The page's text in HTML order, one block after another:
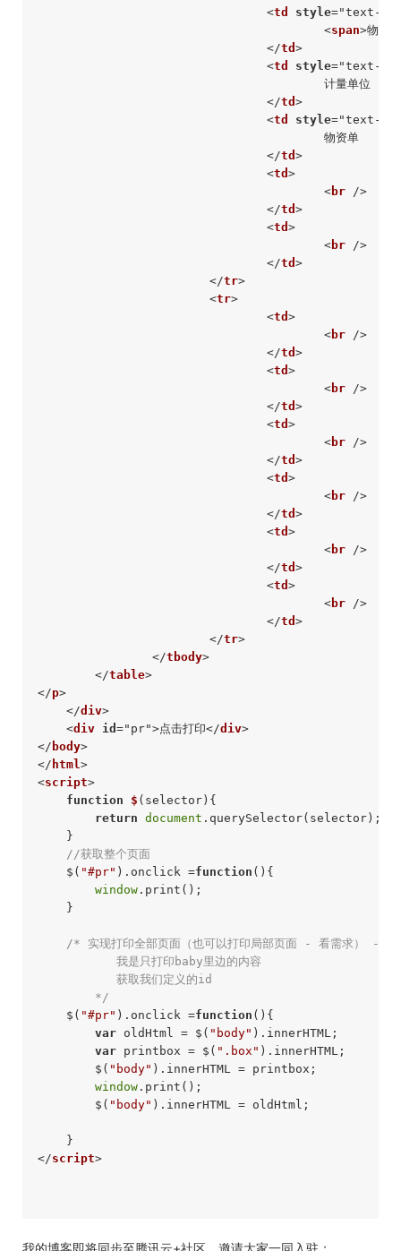
<td style="text-
<span>物质
</td >
<td style="text-
</td >
<td style="text-
</td >
<td >
<br />
</td >
<td >
<br />
</td >
</tr>
<tr>
<td >
<br />
</td >
<td >
<br />
</td >
<td >
<br />
</td >
<td >
<br />
</td >
<td >
<br />
</td >
<td >
<br />
</td >
</tr>
</tbody>
</table>
</p>
</div>
<div id ="pr">点击打印</div>
</ body>
</ html >
<script>
function
$ (selector) {
return document .querySelector(selector);
    }
//获取整个页面
    $(
"#pr" ).onclick =function () {
window.print();
    }
/* 实现打印全部页面（也可以打印局部页面 - 看需求）
   	*/
    $(
"#pr" ).onclick =function () {
var oldHtml = $( "body" ).innerHTML;
var printbox = $( ".box" ).innerHTML;
        $(
"body" ).innerHTML = printbox;
window.print();
        $(
"body" ).innerHTML = oldHtml;
</script>
我的博客即将同步至腾讯云+社区，邀请大家一同入驻：